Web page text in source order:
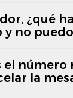
¿qué
no
el número
la